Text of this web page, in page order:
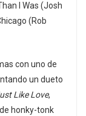
I Was (Josh
(Rob
con uno de
un dueto
Like Love,
honky-tonk